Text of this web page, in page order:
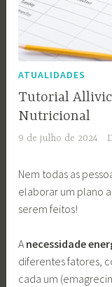
ATUALIDADES
Tutorial
Nutricional
9 de julho de 2024
Nem todas as
elaborar um plano
serem feitos!
A necessidade
diferentes fatores,
cada um